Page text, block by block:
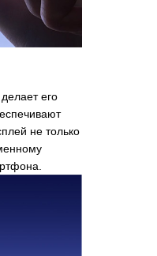
его
не только